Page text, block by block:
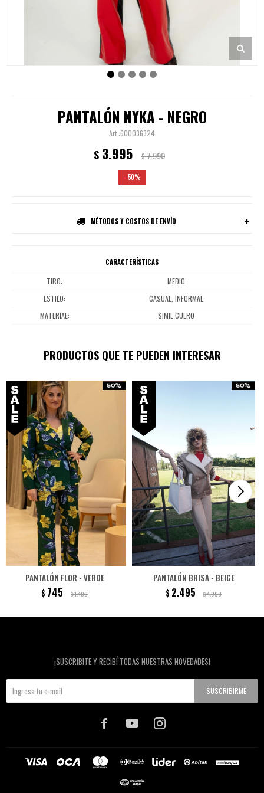
PANTALÓN NYKA - NEGRO
600036324
$ 3.995 $7.990
50
MÉTODOS Y COSTOS DE ENVÍO
CARACTERÍSTICAS
TIRO
MEDIO
ESTILO
CASUAL, INFORMAL
MATERIAL
SIMIL CUERO
PRODUCTOS QUE TE PUEDEN INTERESAR
PANTALÓN FLOR - VERDE
$ 745 $1.490
PANTALÓN BRISA - BEIGE
$ 2.495 $4.990
¡SUSCRIBITE Y RECIBÍ TODAS NUESTRAS NOVEDADES!
SUSCRIBIRME
  